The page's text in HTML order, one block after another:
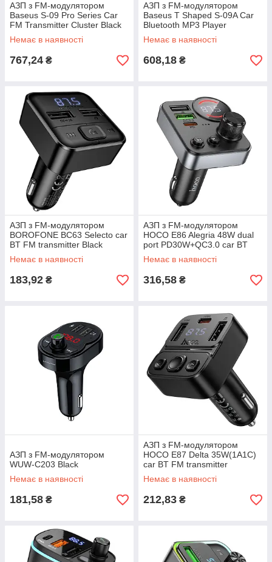
АЗП з FM-модулятором
Baseus S-09 Pro Series Car
FM Transmitter Cluster Black
Немає в наявності
767,24 ₴
АЗП з FM-модулятором
Baseus T Shaped S-09A Car
Bluetooth MP3 Player
(Standard Edition) Black
Немає в наявності
608,18 ₴
АЗП з FM-модулятором
BOROFONE BC63 Selecto car
BT FM transmitter Black
Немає в наявності
183,92 ₴
АЗП з FM-модулятором
HOCO E86 Alegria 48W dual
port PD30W+QC3.0 car BT
FM transmitter Black
Немає в наявності
316,58 ₴
АЗП з FM-модулятором
WUW-C203 Black
Немає в наявності
181,58 ₴
АЗП з FM-модулятором
HOCO E87 Delta 35W(1A1C)
car BT FM transmitter
Немає в наявності
212,83 ₴